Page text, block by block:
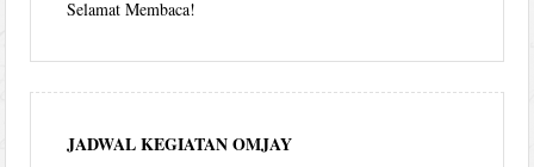
Selamat Membaca!
JADWAL KEGIATAN OMJAY